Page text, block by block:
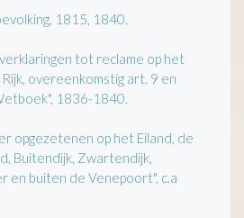
1815, 1840.
tot reclame op het
overeenkomstig art. 9 en
1836-1840.
opgezetenen op het Eiland, de
Buitendijk, Zwartendijk,
en buiten de Venepoort", c.a